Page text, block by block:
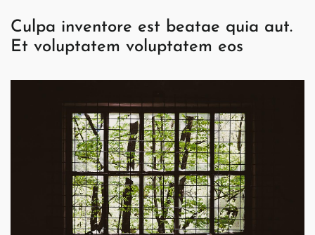
Culpa inventore est beatae quia aut.
Et voluptatem voluptatem eos